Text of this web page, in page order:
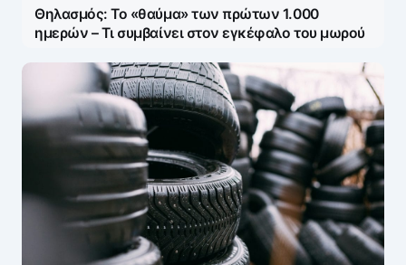
Save my name and e-mail in this browser for the
next time I comment.
Θηλασμός: Το «θαύμα» των πρώτων 1.000
ημερών – Τι συμβαίνει στον εγκέφαλο του μωρού